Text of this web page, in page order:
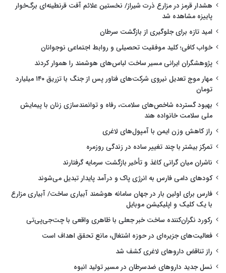
هشدار قرمز در مزارع ذرت شیراز/ نخستین علائم آفت قرنطینه‌ای برگ‌خوار
پاییزه مشاهده شد
امید تازه برای جلوگیری از بازگشت سرطان
خواب کافی؛ کلید موفقیت تحصیلی و روابط اجتماعی نوجوانان
پژوهشگران ایرانی مسیر ساخت لباس‌های هوشمند را هموار کردند
مهار موج تعدیل نیروی شرکت‌های فناور پس از جنگ با تزریق ۱۴۰ میلیارد
تومان
بهبود گسترده شاخص‌های سلامت، رفاه و توانمندسازی زنان با پیمایش
ملی سلامت خانواده هند
راز کاهش وزن ایمن با آمپول‌های لاغری
تمرکز بیشتر با چند تغییر ساده در زندگی روزمره
ناشران میان گرانی کاغذ و تأخیر بازگشت سرمایه گرفتارند
کودهای دامی فارس به انرژی پاک و درآمد پایدار تبدیل می‌شوند
فارس برای اولین بار در جهان سامانه هوشمند آبیاری ساخت/ آبیاری مزارع
با یک کلیک و اپلیکیشن موبایل
رکورد نگران‌کننده ساخت خبر جعلی با ظاهری واقعی با چت‌جی‌پی‌تی
فعالیت‌های جزیره‌ای در حوزه اشتغال، مانع تحقق اهداف است
راز تناقض داروهای لاغری کشف شد
نسل جدید داروهای ضدسرطان در مسیر تولید انبوه